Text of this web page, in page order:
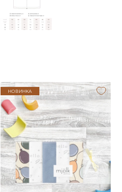
НОВИНКА